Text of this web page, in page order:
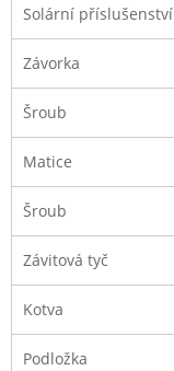
Solární příslušenství
Závorka
Šroub
Matice
Šroub
Závitová tyč
Kotva
Podložka